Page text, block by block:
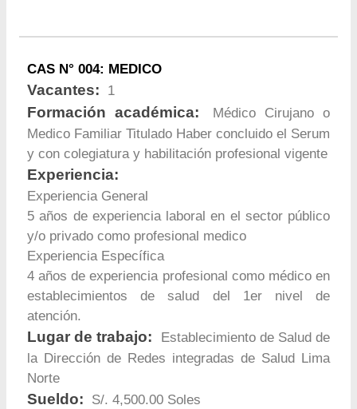
CAS N° 004: MEDICO
Vacantes: 1
Formación académica:
Médico Cirujano o
Medico Familiar Titulado Haber concluido el Serum
y con colegiatura y habilitación profesional vigente
Experiencia:
Experiencia General
5 años de experiencia laboral en el sector público
y/o privado como profesional medico
Experiencia Específica
4 años de experiencia profesional como médico en
establecimientos de salud del 1er nivel de
atención.
Lugar de trabajo:
Establecimiento de Salud de
la Dirección de Redes integradas de Salud Lima
Norte
Sueldo: S/. 4,500.00 Soles